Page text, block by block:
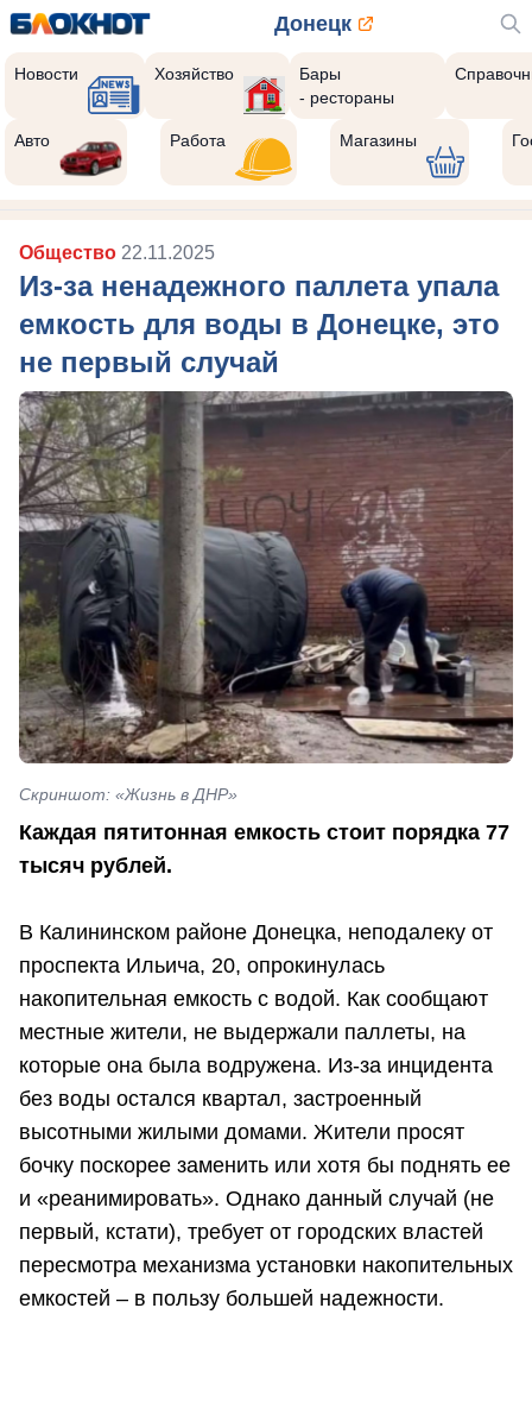
Донецк
Новости Хозяйство
Бары
- рестораны
Авто Работа Магазины
Общество 22.11.2025
Из-за ненадежного паллета упала
емкость для воды в Донецке, это
не первый случай
Скриншот: «Жизнь в ДНР»
Каждая пятитонная емкость стоит порядка 77
тысяч рублей.
В Калининском районе Донецка, неподалеку от
проспекта Ильича, 20, опрокинулась
накопительная емкость с водой. Как сообщают
местные жители, не выдержали паллеты, на
которые она была водружена. Из-за инцидента
без воды остался квартал, застроенный
высотными жилыми домами. Жители просят
бочку поскорее заменить или хотя бы поднять ее
и «реанимировать». Однако данный случай (не
первый, кстати), требует от городских властей
пересмотра механизма установки накопительных
емкостей – в пользу большей надежности.